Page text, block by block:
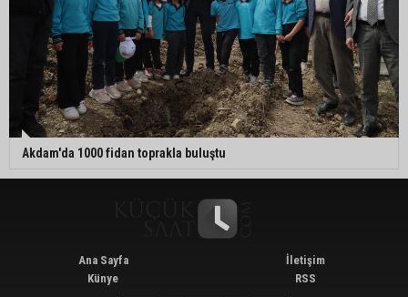
Akdam'da 1000 fidan toprakla buluştu
Ana Sayfa
Künye
İletişim
RSS